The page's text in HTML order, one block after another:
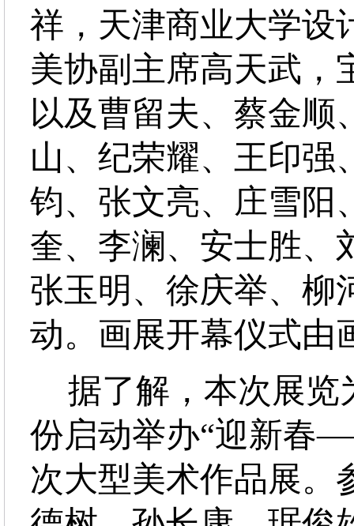
祥，天津商业大学设
美协副主席高天武，
以及曹留夫、蔡金顺
山、纪荣耀、王印强
钧、张文亮、庄雪阳
奎、李澜、安士胜、
张玉明、徐庆举、柳
动。画展开幕仪式由
据了解，本次展览
份启动举办“迎新春
次大型美术作品展。